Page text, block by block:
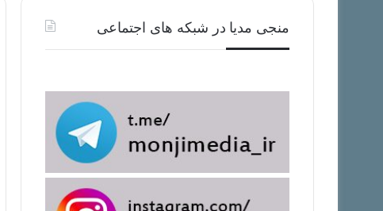
منجی مدیا در شبکه های اجتماعی